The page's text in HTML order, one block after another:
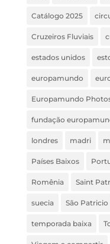
Catálogo 2025
Cruzeiros Fluviais
estados unidos
europamundo
Europamundo
fundação
londres madri
Países Baixos
Romênia Saint
suecia São Patricio
temporada baixa